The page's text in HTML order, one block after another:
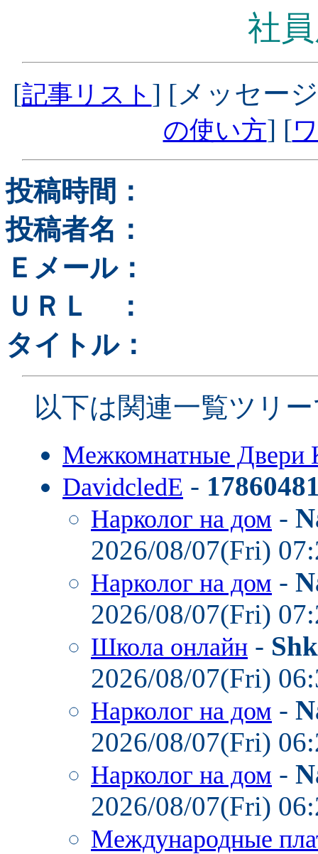
社
[記事リスト ] [メッセー
の使い方] [
投稿時間：
投稿者名：
Ｅメール：
ＵＲＬ ：
タイトル：
以下は関連一覧ツリ
Межкомнатные Двери
DavidcledE -
Нарколог на дом -
2026/08/07(Fri)
Нарколог на дом -
2026/08/07(Fri)
Школа онлайн -
2026/08/07(Fri)
Нарколог на дом -
2026/08/07(Fri)
Нарколог на дом -
2026/08/07(Fri)
Международные